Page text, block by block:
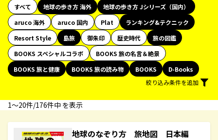
すべて 地球の歩き方 海外
地球の歩き方 Jシリーズ（国内）
aruco 海外
aruco 国内 Plat
ランキング&テクニック
Resort Style
島旅 御朱印 歴史時代
旅の図鑑
BOOKS スペシャルコラボ
BOOKS 旅の名言＆絶景
BOOKS 旅と健康
BOOKS 旅の読み物 BOOKS
D-Books
絞り込み条件を追加
1〜20件/176件中 を表示
地球のなぞり方 旅地図 日本編